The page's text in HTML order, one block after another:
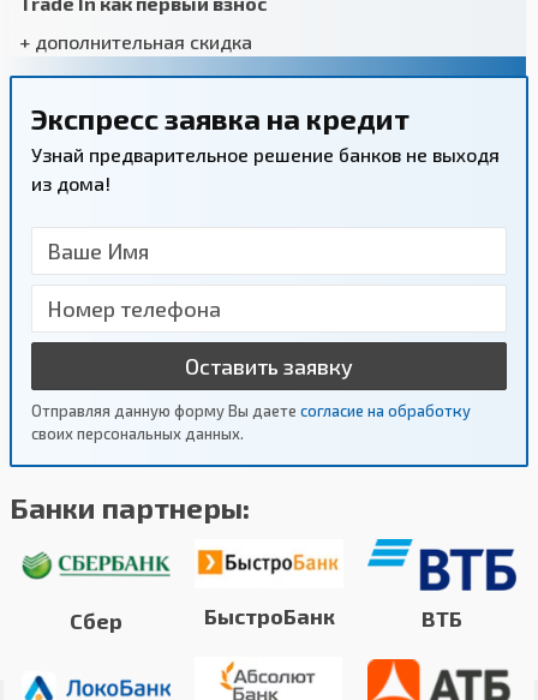
+ дополнительная скидка
Экспресс заявка на кредит
Узнай предварительное решение банков не выходя
из дома!
Оставить заявку
Отправляя данную форму Вы даете согласие на обработку
своих персональных данных.
Банки партнеры:
Сбер БыстроБанк ВТБ